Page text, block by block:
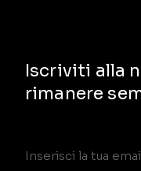
Iscriviti alla
rimanere